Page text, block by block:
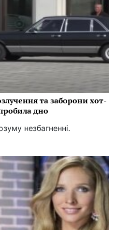
та заборони хот-
дно
незбагненні.